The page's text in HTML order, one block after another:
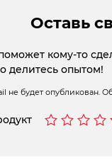
Оставь
кому-то
делитесь опытом!
не будет опубликован.